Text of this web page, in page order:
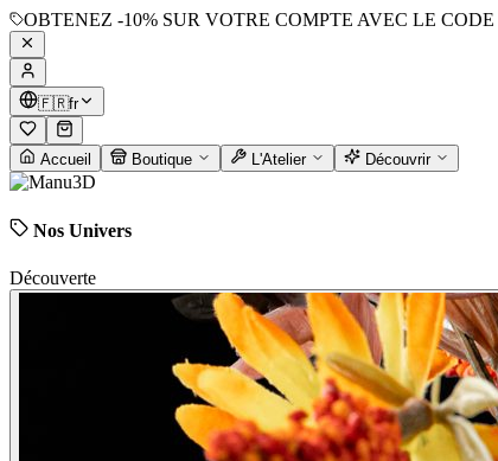
OBTENEZ -10% SUR VOTRE COMPTE AVEC LE CODE
🇫🇷fr
Accueil Boutique L'Atelier Découvrir
Nos Univers
Découverte